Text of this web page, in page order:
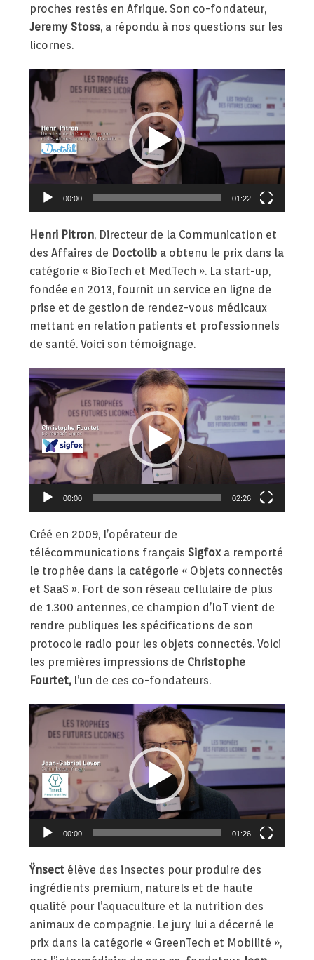
proches restés en Afrique. Son co-fondateur,
Jeremy Stoss, a répondu à nos questions sur les
licornes.
Lecteur
vidéo
00:00 01:22
Henri Pitron, Directeur de la Communication et
des Affaires de Doctolib a obtenu le prix dans la
catégorie « BioTech et MedTech ». La start-up,
fondée en 2013, fournit un service en ligne de
prise et de gestion de rendez-vous médicaux
mettant en relation patients et professionnels
de santé. Voici son témoignage.
Lecteur
vidéo
00:00 02:26
Créé en 2009, l’opérateur de
télécommunications françaisSigfoxa remporté
le trophée dans la catégorie « Objets connectés
et SaaS ». Fort de son réseau cellulaire de plus
de 1.300 antennes, ce champion d’IoT vient de
rendre publiques les spécifications de son
protocole radio pour les objets connectés. Voici
les premières impressions de Christophe
Fourtet,l’un de ces co-fondateurs.
Lecteur
vidéo
00:00 01:26
Ÿnsect élève des insectes pour produire des
ingrédients premium, naturels et de haute
qualité pour l’aquaculture et la nutrition des
animaux de compagnie. Le jury lui a décerné le
prix dans la catégorie « GreenTech et Mobilité »,